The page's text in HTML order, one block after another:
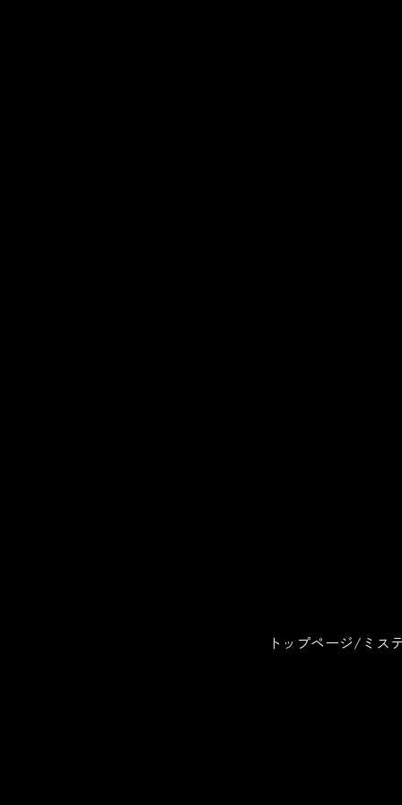
トップページ ミス